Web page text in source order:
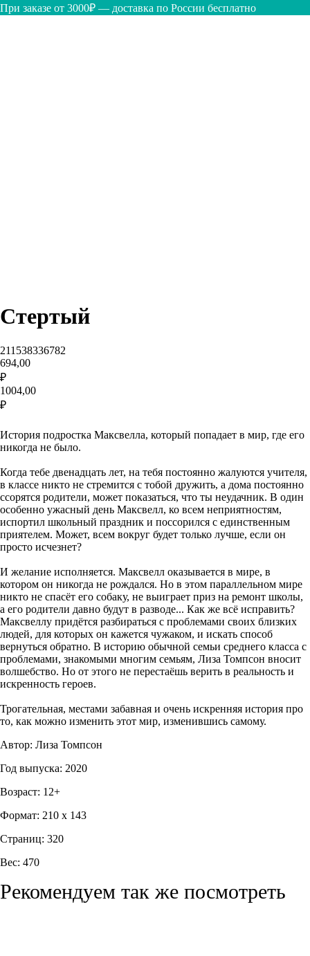
При заказе от 3000₽ — доставка по России бесплатно
Стертый
211538336782
694,00
₽
1004,00
₽
История подростка Максвелла, который попадает в мир, где его
никогда не было.
Когда тебе двенадцать лет, на тебя постоянно жалуются учителя,
в классе никто не стремится с тобой дружить, а дома постоянно
ссорятся родители, может показаться, что ты неудачник. В один
особенно ужасный день Максвелл, ко всем неприятностям,
испортил школьный праздник и поссорился с единственным
приятелем. Может, всем вокруг будет только лучше, если он
просто исчезнет?
И желание исполняется. Максвелл оказывается в мире, в
котором он никогда не рождался. Но в этом параллельном мире
никто не спасёт его собаку, не выиграет приз на ремонт школы,
а его родители давно будут в разводе... Как же всё исправить?
Максвеллу придётся разбираться с проблемами своих близких
людей, для которых он кажется чужаком, и искать способ
вернуться обратно. В историю обычной семьи среднего класса с
проблемами, знакомыми многим семьям, Лиза Томпсон вносит
волшебство. Но от этого не перестаёшь верить в реальность и
искренность героев.
Трогательная, местами забавная и очень искренняя история про
то, как можно изменить этот мир, изменившись самому.
Автор: Лиза Томпсон
Год выпуска: 2020
Возраст: 12+
Формат: 210 x 143
Страниц: 320
Вес: 470
Рекомендуем так же посмотреть